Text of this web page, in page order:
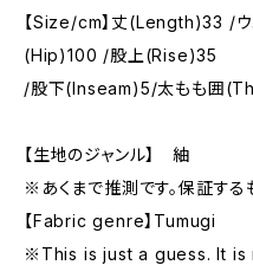
【Size/cm】丈(Length)33 /
(Hip)100 /股上(Rise)35
/股下(Inseam)5/太もも囲
【生地のジャンル】 紬
※あくまで推測です。保証する
【Fabric genre】Tumugi
※This is just a guess. It is